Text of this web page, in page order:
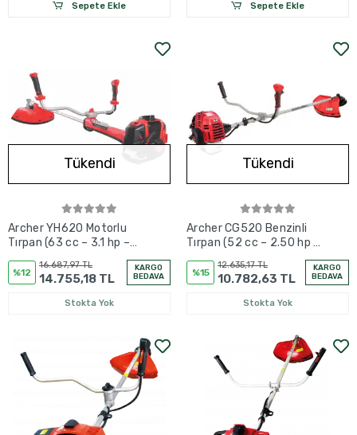
Sepete Ekle Sepete Ekle
Tükendi
Archer YH620 Motorlu
Tırpan (63 cc – 3.1 hp –
%12
16.687,97 TL
14.755,18 TL
KARGO
BEDAVA
Stokta Yok
Tükendi
Archer CG520 Benzinli
Tırpan (52 cc – 2.50 hp –
%15
12.635,17 TL
10.782,63 TL
KARGO
BEDAVA
Stokta Yok